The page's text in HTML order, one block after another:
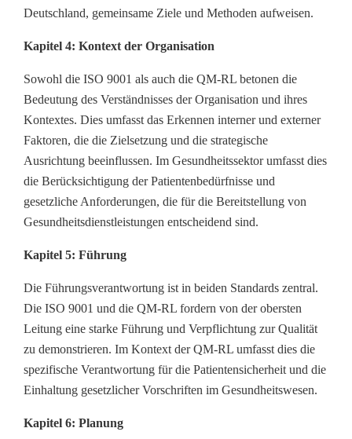
Deutschland, gemeinsame Ziele und Methoden aufweisen.
Kapitel 4: Kontext der Organisation
Sowohl die ISO 9001 als auch die QM-RL betonen die
Bedeutung des Verständnisses der Organisation und ihres
Kontextes. Dies umfasst das Erkennen interner und externer
Faktoren, die die Zielsetzung und die strategische
Ausrichtung beeinflussen. Im Gesundheitssektor umfasst dies
die Berücksichtigung der Patientenbedürfnisse und
gesetzliche Anforderungen, die für die Bereitstellung von
Gesundheitsdienstleistungen entscheidend sind.
Kapitel 5: Führung
Die Führungsverantwortung ist in beiden Standards zentral.
Die ISO 9001 und die QM-RL fordern von der obersten
Leitung eine starke Führung und Verpflichtung zur Qualität
zu demonstrieren. Im Kontext der QM-RL umfasst dies die
spezifische Verantwortung für die Patientensicherheit und die
Einhaltung gesetzlicher Vorschriften im Gesundheitswesen.
Kapitel 6: Planung